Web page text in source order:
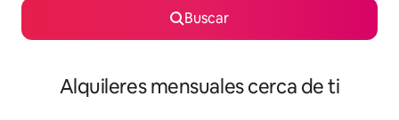
Buscar
Alquileres mensuales cerca de ti